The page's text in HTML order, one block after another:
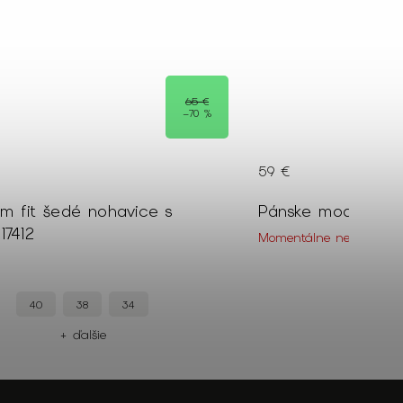
65 €
–70 %
fit šedé nohavice s
40 38 34
+ ďalšie
Momentálne
59 €